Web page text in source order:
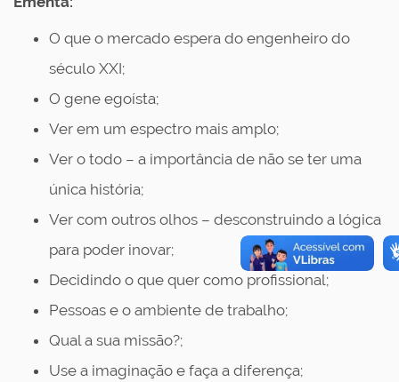
O que o mercado espera do engenheiro do
século XXI;
O gene egoísta;
Ver em um espectro mais amplo;
Ver o todo – a importância de não se ter uma
única história;
Ver com outros olhos – desconstruindo a lógica
para poder inovar;
Decidindo o que quer como profissional;
Pessoas e o ambiente de trabalho;
Qual a sua missão?;
Use a imaginação e faça a diferença;